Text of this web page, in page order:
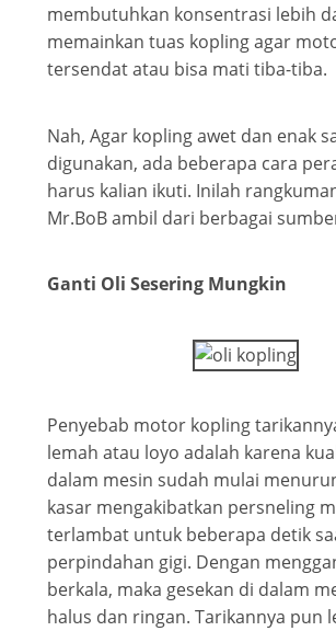
membutuhkan konsentrasi lebih
memainkan tuas kopling agar
tersendat atau bisa mati tiba-tiba.
Nah, Agar kopling awet dan enak
digunakan, ada beberapa cara
harus kalian ikuti. Inilah
Mr.BoB ambil dari berbagai
Ganti Oli Sesering Mungkin
Penyebab motor kopling
lemah atau loyo adalah karena
dalam mesin sudah mulai
kasar mengakibatkan persneling
terlambat untuk beberapa detik
perpindahan gigi. Dengan
berkala, maka gesekan di dalam
halus dan ringan. Tarikannya pun